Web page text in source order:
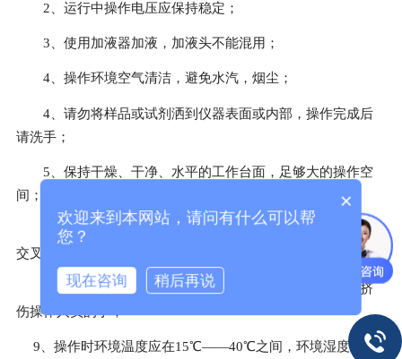
2、运行中操作电压应保持稳定；
3、使用加液器加液，加液头不能混用；
4、操作环境空气清洁，避免水汽，烟尘；
4、请勿将样品或试剂洒到仪器表面或内部，操作完成后
请洗手；
5、保持干燥、干净、水平的工作台面，足够大的操作空
间；
7、尽量配套使用洗板机洗板，这样洗的干净，有效避免
交叉污染；
8、在测量过程中，请勿碰酶标板，以防酶标板传送时挤
伤操作人员的手；
9、操作时环境温度应在15℃——40℃之间，环境湿度在
×
欢迎来到本网站，请问有什么可以帮
您？
现在咨询 稍后再说